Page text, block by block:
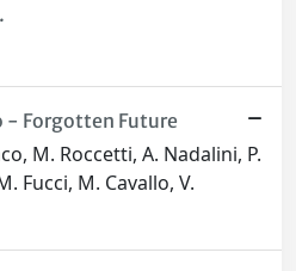
Forgotten Future
M. Roccetti, A. Nadalini, P.
Fucci, M. Cavallo, V.